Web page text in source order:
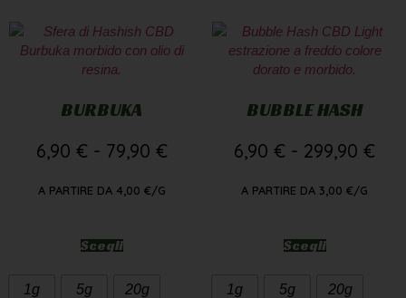
BURBUKA
6,90 € - 79,90 €
A PARTIRE DA 4,00 €/G
Scegli
1g 5g 20g
BUBBLE HASH
6,90 € - 299,90 €
A PARTIRE DA 3,00 €/G
Scegli
1g 5g 20g